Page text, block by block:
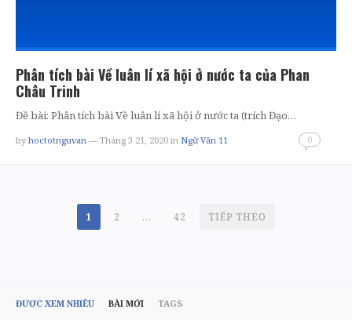
Phân tích bài Về luân lí xã hội ở nước ta của Phan
Châu Trinh
Đề bài: Phân tích bài Về luân lí xã hội ở nước ta (trích Đạo…
by hoctotnguvan — Tháng 3 21, 2020 in Ngữ Văn 11 0
VIẾT
1 2 … 42 TIẾP THEO
ĐƯỢC XEM NHIỀU BÀI MỚI TAGS